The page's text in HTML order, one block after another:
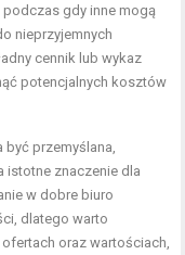
gdy inne mogą
nieprzyjemnych
cennik lub wykaz
potencjalnych kosztów
przemyślana,
istotne znaczenie dla
w dobre biuro
dlatego warto
oraz wartościach,